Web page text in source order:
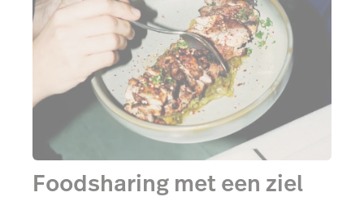
Foodsharing met een ziel